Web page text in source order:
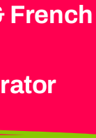
French